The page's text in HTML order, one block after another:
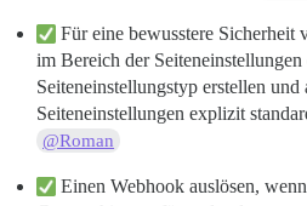
Für eine bewusstere
im Bereich der
Seiteneinstellungstyp erstellen und
Seiteneinstellungen explizit
@Roman
Einen Webhook auslösen,